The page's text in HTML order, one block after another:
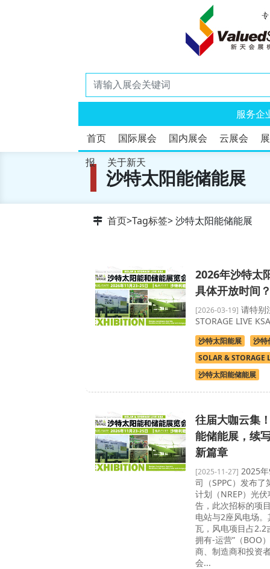
服务企
首页
国际展会 国内展会 云展会
报
关于新天
沙特太阳能储能展
首页>Tag标签> 沙特太阳能储能展
2026年沙特太
具体开放时间
[2026-03-19] 请特别
STORAGE LIVE
沙特太阳能展
沙特
SOLAR & STORAGE
沙特太阳能储能展
往届大咖云集
能储能展，续
新篇章
[2025-11-27] 2025
司（SPPC）发布
计划（NREP）光
告，此次招标的项
电站与2座风电场
瓦，风电项目占2.2
拥有-运营”（BOO
商、制造商和投资
会...